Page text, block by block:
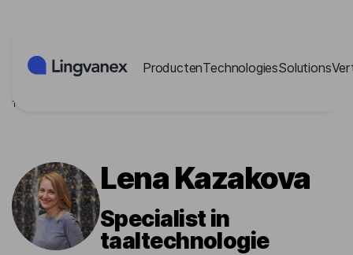
ProductenTechnologiesSolutions
Thuis
Lena Kazakova
Specialist in
taaltechnologie